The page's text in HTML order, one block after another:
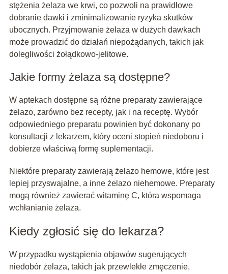
stężenia żelaza we krwi, co pozwoli na prawidłowe
dobranie dawki i zminimalizowanie ryzyka skutków
ubocznych. Przyjmowanie żelaza w dużych dawkach
może prowadzić do działań niepożądanych, takich jak
dolegliwości żołądkowo-jelitowe.
Jakie formy żelaza są dostępne?
W aptekach dostępne są różne preparaty zawierające
żelazo, zarówno bez recepty, jak i na receptę. Wybór
odpowiedniego preparatu powinien być dokonany po
konsultacji z lekarzem, który oceni stopień niedoboru i
dobierze właściwą formę suplementacji.
Niektóre preparaty zawierają żelazo hemowe, które jest
lepiej przyswajalne, a inne żelazo niehemowe. Preparaty
mogą również zawierać witaminę C, która wspomaga
wchłanianie żelaza.
Kiedy zgłosić się do lekarza?
W przypadku wystąpienia objawów sugerujących
niedobór żelaza, takich jak przewlekłe zmęczenie,